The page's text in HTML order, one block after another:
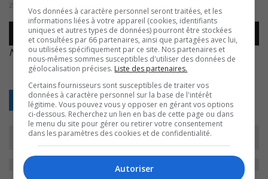
24 novembre 2022 | Par Équipe CJSO
Lecteur
audio
00:00
NATHALIE SIMARD – 25NOV –.
Retour
Vos données à caractère personnel seront traitées, et les
informations liées à votre appareil (cookies, identifiants
uniques et autres types de données) pourront être stockées
et consultées par 66 partenaires, ainsi que partagées avec lui,
ou utilisées spécifiquement par ce site. Nos partenaires et
nous-mêmes sommes susceptibles d'utiliser des données de
géolocalisation précises. Liste des partenaires.
Certains fournisseurs sont susceptibles de traiter vos
données à caractère personnel sur la base de l'intérêt
légitime. Vous pouvez vous y opposer en gérant vos options
ci-dessous. Recherchez un lien en bas de cette page ou dans
le menu du site pour gérer ou retirer votre consentement
dans les paramètres des cookies et de confidentialité.
Autoriser